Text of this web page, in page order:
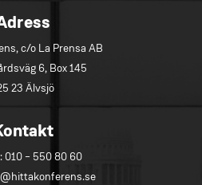
c/o La Prensa AB
6, Box 145
23 Älvsjö
010 – 550 80 60